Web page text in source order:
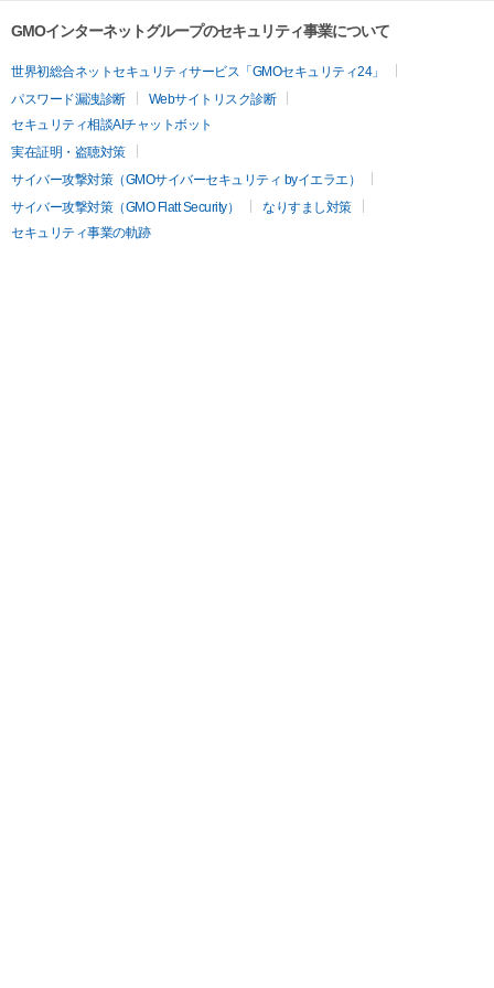
GMOインターネットグループのセキュリティ事業について
世界初総合ネットセキュリティサービス「GMOセキュリティ24」
パスワード漏洩診断
Webサイトリスク診断
セキュリティ相談AIチャットボット
実在証明・盗聴対策
サイバー攻撃対策（GMOサイバーセキュリティ byイエラエ）
サイバー攻撃対策（GMO Flatt Security）
なりすまし対策
セキュリティ事業の軌跡